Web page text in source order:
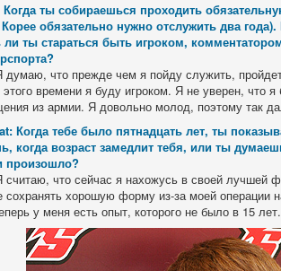
ты собираешься проходить
обязательно нужно отслужить два
ты стараться быть игроком,
думаю, что прежде чем я пойду служить,
этого времени я буду игроком. Я не уверен, что
из армии. Я довольно молод, поэтому так
Когда тебе было пятнадцать лет, ты
когда возраст замедлит тебя, или ты
произошло?
считаю, что сейчас я нахожусь в своей лучшей
сохранять хорошую форму из-за моей операции
у меня есть опыт, которого не было в 15 лет.